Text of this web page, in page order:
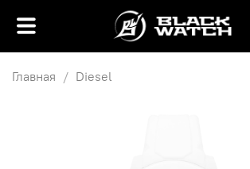
Главная Diesel